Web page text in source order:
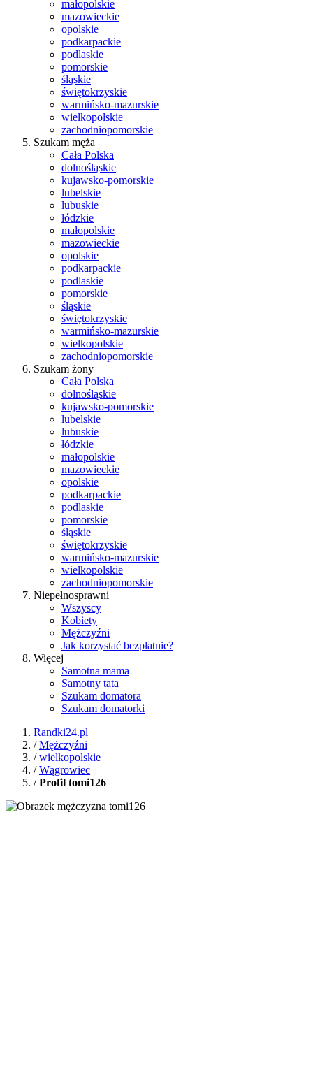
małopolskie
mazowieckie
opolskie
podkarpackie
podlaskie
pomorskie
śląskie
świętokrzyskie
warmińsko-mazurskie
wielkopolskie
zachodniopomorskie
Szukam męża
Cała Polska
dolnośląskie
kujawsko-pomorskie
lubelskie
lubuskie
łódzkie
małopolskie
mazowieckie
opolskie
podkarpackie
podlaskie
pomorskie
śląskie
świętokrzyskie
warmińsko-mazurskie
wielkopolskie
zachodniopomorskie
Szukam żony
Cała Polska
dolnośląskie
kujawsko-pomorskie
lubelskie
lubuskie
łódzkie
małopolskie
mazowieckie
opolskie
podkarpackie
podlaskie
pomorskie
śląskie
świętokrzyskie
warmińsko-mazurskie
wielkopolskie
zachodniopomorskie
Niepełnosprawni
Wszyscy
Kobiety
Mężczyźni
Jak korzystać bezpłatnie?
Więcej
Samotna mama
Samotny tata
Szukam domatora
Szukam domatorki
Randki24.pl
/Mężczyźni
/wielkopolskie
/Wągrowiec
/Profil tomi126